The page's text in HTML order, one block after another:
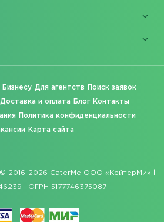
Бизнесу Для агентств Поиск заявок
Доставка и оплата Блог Контакты
Политика конфиденциальности
Карта сайта
2016-2026 CaterMe ООО «КейтерМи» |
| ОГРН 5177746375087